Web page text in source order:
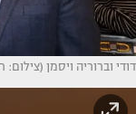
דודי וברוריה ויסמן (צילום: